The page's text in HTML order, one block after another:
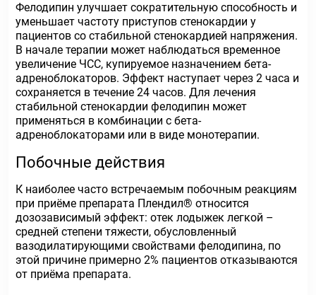
Фелодипин улучшает сократительную способность и
уменьшает частоту приступов стенокардии у
пациентов со стабильной стенокардией напряжения.
В начале терапии может наблюдаться временное
увеличение ЧСС, купируемое назначением бета-
адреноблокаторов. Эффект наступает через 2 часа и
сохраняется в течение 24 часов. Для лечения
стабильной стенокардии фелодипин может
применяться в комбинации с бета-
адреноблокаторами или в виде монотерапии.
Побочные действия
К наиболее часто встречаемым побочным реакциям
при приёме препарата Плендил® относится
дозозависимый эффект: отек лодыжек легкой –
средней степени тяжести, обусловленный
вазодилатирующими свойствами фелодипина, по
этой причине примерно 2% пациентов отказываются
от приёма препарата.